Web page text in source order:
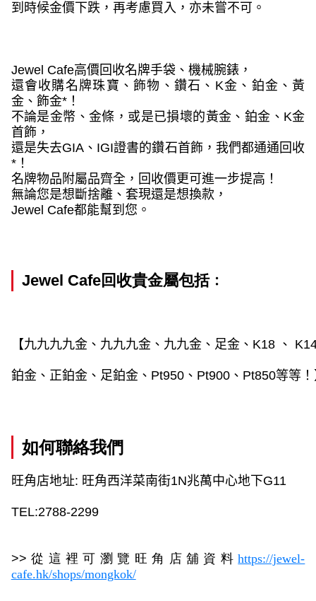
到時候金價下跌，再考慮買入，亦未嘗不可。
Jewel Cafe高價回收名牌手袋、機械腕錶，
還會收購名牌珠寶、飾物、鑽石、 K金、鉑金、黃
金、飾金*！
不論是金幣、金條，或是已損壞的黃金、鉑金、 K金
首飾，
還是失去GIA 、 IGI證書的鑽石首飾，我們都通通回收
*！
名牌物品附屬品齊全，回收價更可進一步提高！
無論您是想斷捨離、套現還是想換款，
Jewel Cafe都能幫到您。
Jewel Cafe回收貴金屬包括﹕
【九九九九金、九九九金、九九金、足金、 K18 、
鉑金、正鉑金、足鉑金、 Pt950、 Pt900、 Pt850等等
如何聯絡我們
旺角店地址: 旺角西洋菜南街1N兆萬中心地下G11
TEL:2788-2299
>> 從這裡可瀏覽旺角店舖資料https://jewel-
cafe.hk/shops/mongkok/